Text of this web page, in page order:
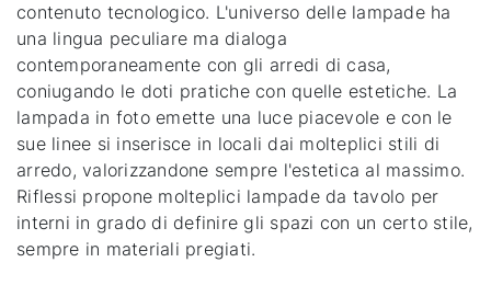
contenuto tecnologico. L'universo delle lampade ha
una lingua peculiare ma dialoga
contemporaneamente con gli arredi di casa,
coniugando le doti pratiche con quelle estetiche. La
lampada in foto emette una luce piacevole e con le
sue linee si inserisce in locali dai molteplici stili di
arredo, valorizzandone sempre l'estetica al massimo.
Riflessi propone molteplici lampade da tavolo per
interni in grado di definire gli spazi con un certo stile,
sempre in materiali pregiati.